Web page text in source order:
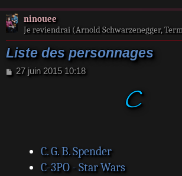
ninouee
Je reviendrai (Arnold Schwarzenegger,
Liste des personnages
M
27 juin 2015 10:18
C
C. G. B. Spender
C-3PO - Star Wars